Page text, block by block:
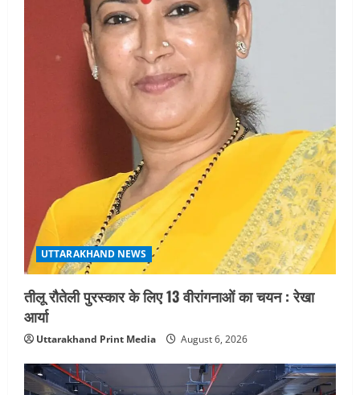
UTTARAKHAND NEWS
तीलू रौतेली पुरस्कार के लिए 13 वीरांगनाओं का चयन : रेखा
आर्या
Uttarakhand Print Media August 6, 2026